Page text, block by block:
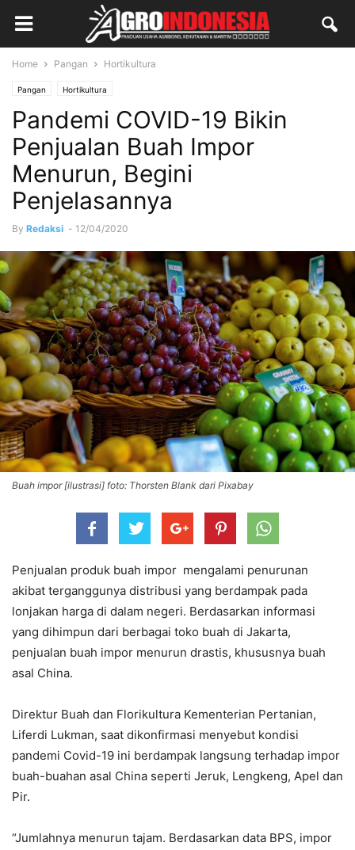
Home Pangan Hortikultura
Pangan Hortikultura
Pandemi COVID-19 Bikin
Penjualan Buah Impor
Menurun, Begini
Penjelasannya
By Redaksi - 12/04/2020
Buah impor [ilustrasi] foto: Thorsten Blank dari Pixabay
Penjualan produk buah impor mengalami penurunan
akibat terganggunya distribusi yang berdampak pada
lonjakan harga di dalam negeri. Berdasarkan informasi
yang dihimpun dari berbagai toko buah di Jakarta,
penjualan buah impor menurun drastis, khususnya buah
asal China.
Direktur Buah dan Florikultura Kementerian Pertanian,
Liferdi Lukman, saat dikonfirmasi menyebut kondisi
pandemi Covid-19 ini berdampak langsung terhadap impor
buah-buahan asal China seperti Jeruk, Lengkeng, Apel dan
Pir.
“Jumlahnya menurun tajam. Berdasarkan data BPS, impor